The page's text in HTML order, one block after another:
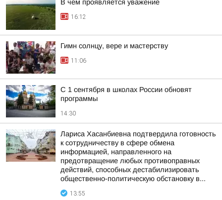
В чем проявляется уважение
16:12
Гимн солнцу, вере и мастерству
11:06
С 1 сентября в школах России обновят
программы
14:30
Лариса Хасанбиевна подтвердила готовность
к сотрудничеству в сфере обмена
информацией, направленного на
предотвращение любых противоправных
действий, способных дестабилизировать
общественно-политическую обстановку в...
13:55